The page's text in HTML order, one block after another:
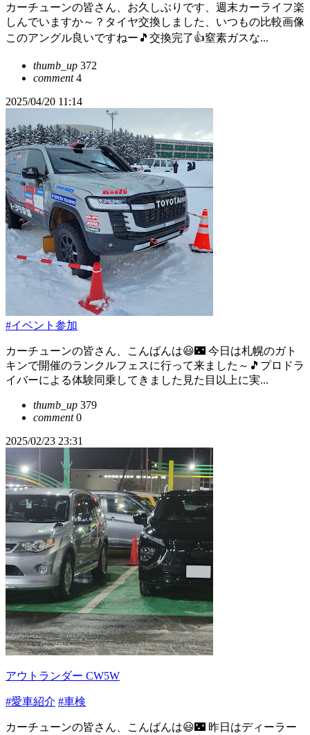
カーチューンの皆さん、お久しぶりです、週末カーライフ楽
しんでいますか～？タイヤ交換しました、いつもの比較画像
このアングル良いですねー🎵交換完了👍窒素ガスな...
thumb_up 372
comment4
2025/04/20 11:14
#イベント参加
カーチューンの皆さん、こんばんは😃🌃 今日は札幌のガト
キンで開催のランクルフェスに行って来ました～🎵プロドラ
イバーによる体験同乗してきました見た目以上に実...
thumb_up 379
comment0
2025/02/23 23:31
アウトランダー CW5W
#愛車紹介 #車検
カーチューンの皆さん、こんばんは😃🌃 昨日はディーラー